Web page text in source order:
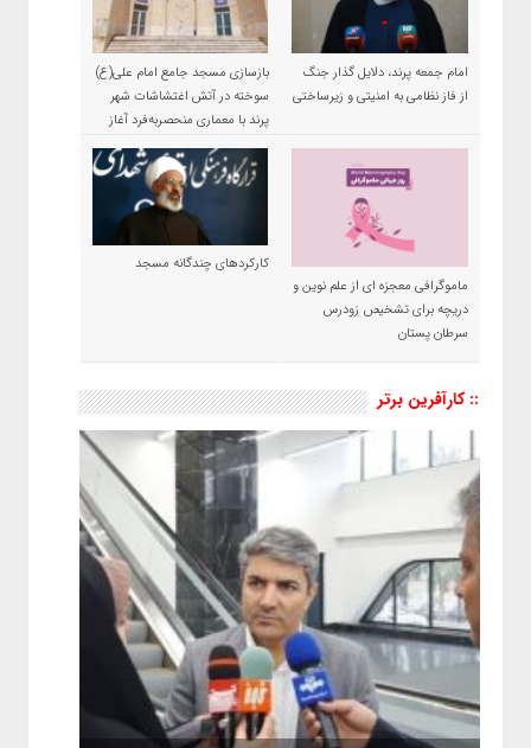
امام جمعه پرند، دلایل گذار جنگ
از فاز نظامی به امنیتی و زیرساختی
بازسازی مسجد جامع امام علی(ع)
سوخته در آتش اغتشاشات شهر
پرند با معماری منحصربه‌فرد آغاز
شد
ماموگرافی معجزه ای از علم نوین و
دریچه برای تشخیص زودرس
سرطان پستان
کارکردهای چندگانه مسجد
:: کارآفرین برتر